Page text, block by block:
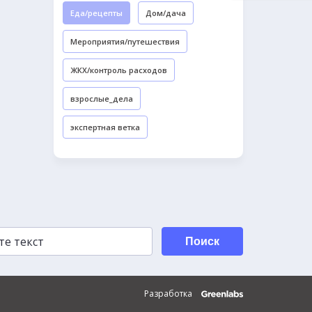
Еда/рецепты Дом/дача
Мероприятия/путешествия
ЖКХ/контроль расходов
взрослые_дела
экспертная ветка
Поиск
Разработка